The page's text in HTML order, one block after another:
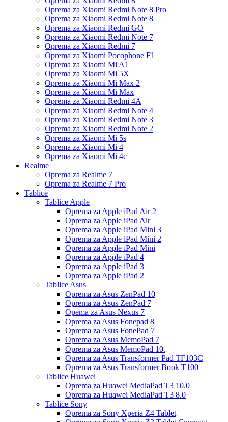
Oprema za Xiaomi Redmi Note 8 Pro
Oprema za Xiaomi Redmi Note 8
Oprema za Xiaomi Redmi GO
Oprema za Xiaomi Redmi Note 7
Oprema za Xiaomi Redmi 7
Oprema za Xiaomi Pocophone F1
Oprema za Xiaomi Mi A1
Oprema za Xiaomi Mi 5X
Oprema za Xiaomi Mi Max 2
Oprema za Xiaomi Mi Max
Oprema za Xiaomi Redmi 4A
Oprema za Xiaomi Redmi Note 4
Oprema za Xiaomi Redmi Note 3
Oprema za Xiaomi Redmi Note 2
Oprema za Xiaomi Mi 5s
Oprema za Xiaomi Mi 4
Oprema za Xiaomi Mi 4c
Realme
Oprema za Realme 7
Oprema za Realme 7 Pro
Tablice
Tablice Apple
Oprema za Apple iPad Air 2
Oprema za Apple iPad Air
Oprema za Apple iPad Mini 3
Oprema za Apple iPad Mini 2
Oprema za Apple iPad Mini
Oprema za Apple iPad 4
Oprema za Apple iPad 3
Oprema za Apple iPad 2
Tablice Asus
Oprema za Asus ZenPad 10
Oprema za Asus ZenPad 7
Opema za Asus Nexus 7
Oprema za Asus Fonepad 8
Oprema za Asus FonePad 7
Oprema za Asus MemoPad 7
Oprema za Asus MemoPad 10.
Oprema za Asus Transformer Pad TF103C
Oprema za Asus Transformer Book T100
Tablice Huawei
Oprema za Huawei MediaPad T3 10.0
Oprema za Huawei MediaPad T3 8.0
Tablice Sony
Oprema za Sony Xperia Z4 Tablet